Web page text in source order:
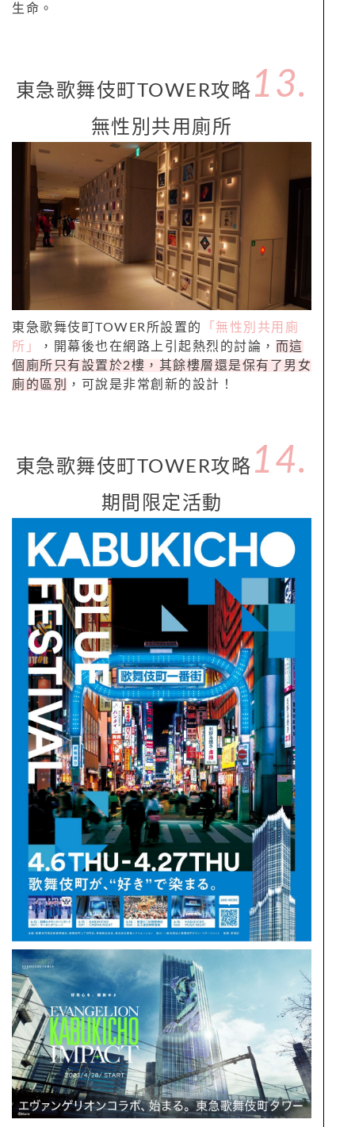
生命。
東急歌舞伎町TOWER攻略 13.
無性別共用廁所
東急歌舞伎町TOWER所設置的
「無性別共用廁
所」
，開幕後也在網路上引起熱烈的討論， 而這
個廁所只有設置於2樓，其餘樓層還是保有了男女
廁的區別
，可說是非常創新的設計！
東急歌舞伎町TOWER攻略 14.
期間限定活動